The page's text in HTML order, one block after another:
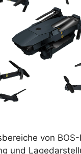
von BOS-
und